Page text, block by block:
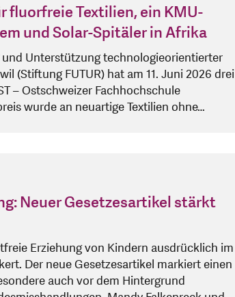
fluorfreie Textilien, ein KMU-
und Solar-Spitäler in Afrika
Unterstützung technologieorientierter
(Stiftung FUTUR) hat am 11. Juni 2026 drei
– Ostschweizer Fachhochschule
wurde an neuartige Textilien ohne…
Neuer Gesetzesartikel stärkt
Erziehung von Kindern ausdrücklich im
Der neue Gesetzesartikel markiert einen
auch vor dem Hintergrund